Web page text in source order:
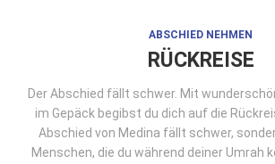
ABSCHIED NEHMEN
RÜCKREISE
Der Abschied fällt schwer. Mit
im Gepäck begibst du dich auf die
Abschied von Medina fällt schwer,
Menschen, die du während deiner Umrah